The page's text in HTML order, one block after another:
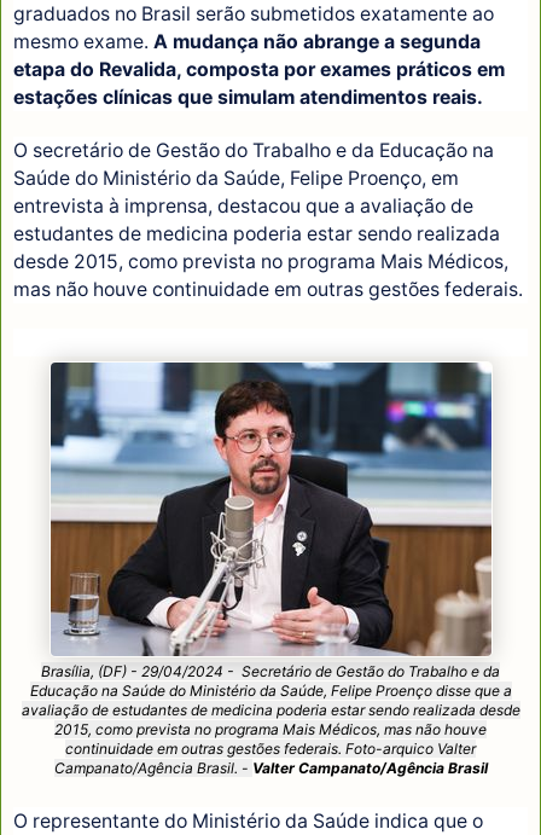
graduados no Brasil serão submetidos exatamente ao
mesmo exame. A mudança não abrange a segunda
etapa do Revalida, composta por exames práticos em
estações clínicas que simulam atendimentos reais.
O secretário de Gestão do Trabalho e da Educação na
Saúde do Ministério da Saúde, Felipe Proenço, em
entrevista à imprensa, destacou que a avaliação de
estudantes de medicina poderia estar sendo realizada
desde 2015, como prevista no programa Mais Médicos,
mas não houve continuidade em outras gestões federais.
Brasília, (DF) - 29/04/2024 - Secretário de Gestão do Trabalho e da
Educação na Saúde do Ministério da Saúde, Felipe Proenço disse que a
avaliação de estudantes de medicina poderia estar sendo realizada desde
2015, como prevista no programa Mais Médicos, mas não houve
continuidade em outras gestões federais. Foto-arquico Valter
Campanato/Agência Brasil. - Valter Campanato/Agência Brasil
O representante do Ministério da Saúde indica que o